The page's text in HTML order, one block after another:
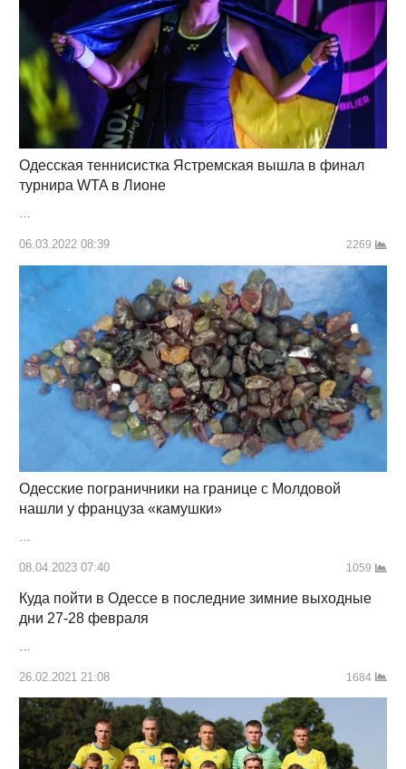
Одесская теннисистка Ястремская вышла в финал
турнира WTA в Лионе
06.03.2022 08:39 2269
Одесские пограничники на границе с Молдовой
нашли у француза «камушки»
08.04.2023 07:40 1059
Куда пойти в Одессе в последние зимние выходные
дни 27-28 февраля
26.02.2021 21:08 1684